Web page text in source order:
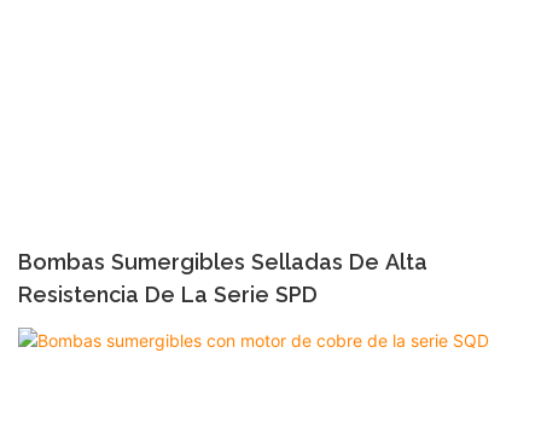
Bombas Sumergibles Selladas De Alta
Resistencia De La Serie SPD